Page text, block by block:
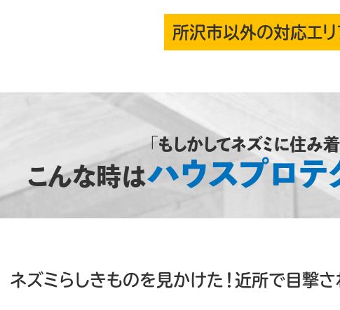
５年２月９日（日） お昼１２：００〜１４：００ …⇒もっと
所沢市以外の対応エリ
「もしかしてネズミに住み
こんな時はハウスプロテ
ネズミらしきものを見かけた！近所で目撃さ